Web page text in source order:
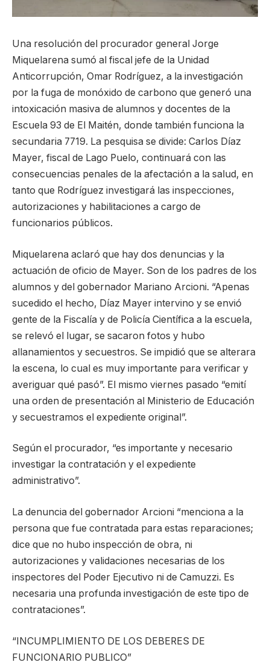
Una resolución del procurador general Jorge
Miquelarena sumó al fiscal jefe de la Unidad
Anticorrupción, Omar Rodríguez, a la investigación
por la fuga de monóxido de carbono que generó una
intoxicación masiva de alumnos y docentes de la
Escuela 93 de El Maitén, donde también funciona la
secundaria 7719. La pesquisa se divide: Carlos Díaz
Mayer, fiscal de Lago Puelo, continuará con las
consecuencias penales de la afectación a la salud, en
tanto que Rodríguez investigará las inspecciones,
autorizaciones y habilitaciones a cargo de
funcionarios públicos.
Miquelarena aclaró que hay dos denuncias y la
actuación de oficio de Mayer. Son de los padres de los
alumnos y del gobernador Mariano Arcioni. “Apenas
sucedido el hecho, Díaz Mayer intervino y se envió
gente de la Fiscalía y de Policía Científica a la escuela,
se relevó el lugar, se sacaron fotos y hubo
allanamientos y secuestros. Se impidió que se alterara
la escena, lo cual es muy importante para verificar y
averiguar qué pasó”. El mismo viernes pasado “emití
una orden de presentación al Ministerio de Educación
y secuestramos el expediente original”.
Según el procurador, “es importante y necesario
investigar la contratación y el expediente
administrativo”.
La denuncia del gobernador Arcioni “menciona a la
persona que fue contratada para estas reparaciones;
dice que no hubo inspección de obra, ni
autorizaciones y validaciones necesarias de los
inspectores del Poder Ejecutivo ni de Camuzzi. Es
necesaria una profunda investigación de este tipo de
contrataciones”.
“INCUMPLIMIENTO DE LOS DEBERES DE
FUNCIONARIO PUBLICO”